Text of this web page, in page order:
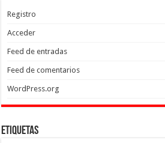
Registro
Acceder
Feed de entradas
Feed de comentarios
WordPress.org
Etiquetas